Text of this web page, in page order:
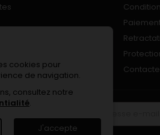
cookies pour
de navigation.
consultez notre
.
J'accepte